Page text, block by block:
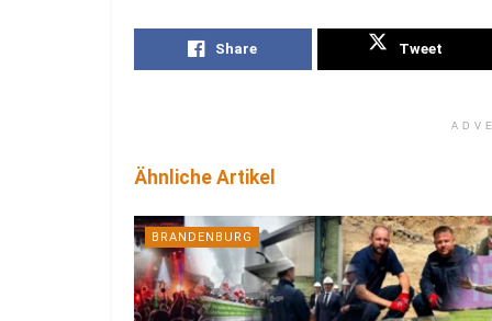
Share Tweet
Ähnliche Artikel
BRANDENBURG